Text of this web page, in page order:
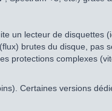
un lecteur de disquettes
brutes du disque, pas
protections complexes
Certaines versions